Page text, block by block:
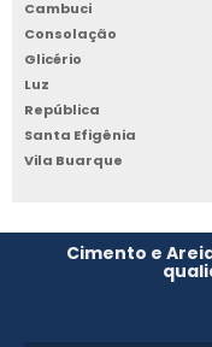
PREÇO CIMENTO
CONCRETO ENSACADO
Cambuci
Consolação
Glicério
Luz
República
Santa Efigênia
Vila Buarque
Cimento e